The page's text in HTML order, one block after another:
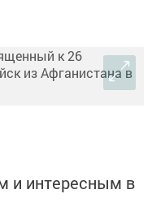
и интересным в